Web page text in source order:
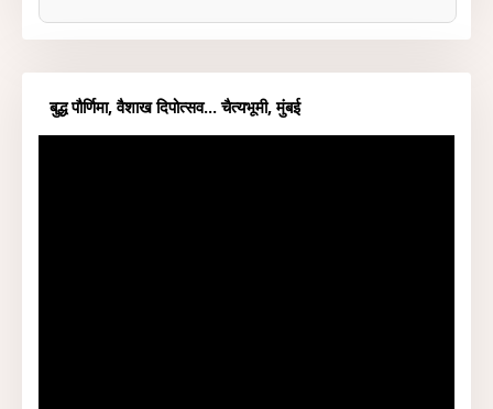
बुद्ध पौर्णिमा, वैशाख दिपोत्सव... चैत्यभूमी, मुंबई